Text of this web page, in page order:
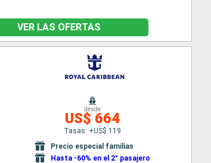
VER LAS OFERTAS
desde
US$ 664
Tasas: +US$ 119
Precio especial familias
Hasta -60% en el 2° pasajero